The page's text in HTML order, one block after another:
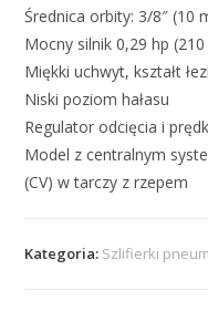
Średnica orbity: 3/8″ (10
Mocny silnik 0,29 hp (210
Miękki uchwyt, kształt
Niski poziom hałasu
Regulator odcięcia i
Model z centralnym
(CV) w tarczy z rzepem
Kategoria: Szlifierki